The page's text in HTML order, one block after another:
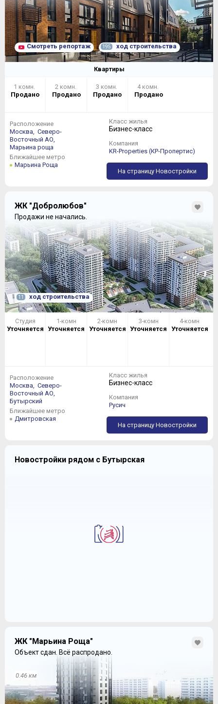
Смотреть репортаж 195 ход строительства
Квартиры
1 комн.
Продано
2 комн.
Продано
3 комн.
Продано
4 комн.
Продано
Расположение
Москва, Северо-
Восточный АО,
Марьина роща
Ближайшее метро
Марьина Роща
Класс жилья
Бизнес-класс
Компания
KR-Properties (КР-Пропертис)
На страницу Новостройки
ЖК "Добролюбов"
Продажи не начались.
11 ход строительства
Студия
Уточняется
1-комн
Уточняется
2-комн
Уточняется
3-комн
Уточняется
4-комн
Уточняется
Расположение
Москва, Северо-
Восточный АО,
Бутырский
Ближайшее метро
Дмитровская
Класс жилья
Бизнес-класс
Компания
Русич
На страницу Новостройки
Новостройки рядом с Бутырская
ЖК "Марьина Роща"
Объект сдан. Всё распродано.
0.46 км